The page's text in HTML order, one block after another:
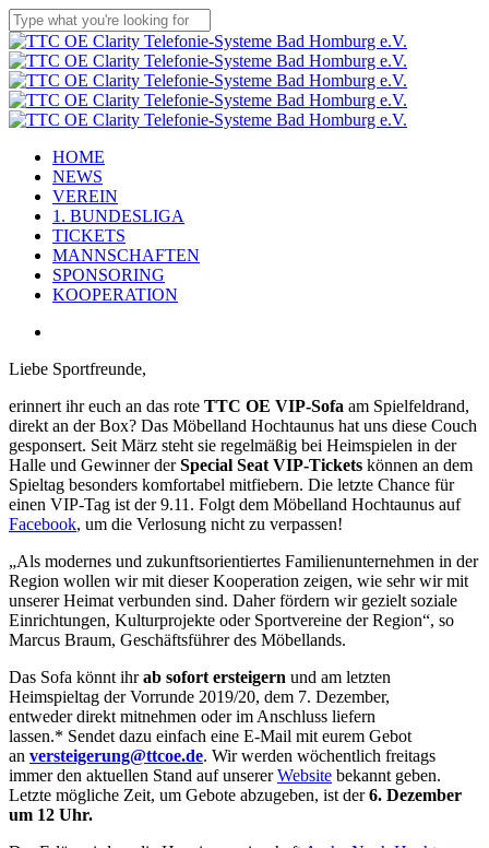
Skip
to
main
content
Close
Search
Menu
HOME
NEWS
VEREIN
1. BUNDESLIGA
TICKETS
MANNSCHAFTEN
SPONSORING
KOOPERATION
Liebe Sportfreunde,
erinnert ihr euch an das rote TTC OE VIP-Sofa am Spielfeldrand,
direkt an der Box? Das Möbelland Hochtaunus hat uns diese Couch
gesponsert. Seit März steht sie regelmäßig bei Heimspielen in der
Halle und Gewinner derSpecial Seat VIP-Tickets können an dem
Spieltag besonders komfortabel mitfiebern. Die letzte Chance für
einen VIP-Tag ist der 9.11. Folgt dem Möbelland Hochtaunus auf
Facebook, um die Verlosung nicht zu verpassen!
„Als modernes und zukunftsorientiertes Familienunternehmen in der
Region wollen wir mit dieser Kooperation zeigen, wie sehr wir mit
unserer Heimat verbunden sind. Daher fördern wir gezielt soziale
Einrichtungen, Kulturprojekte oder Sportvereine der Region“, so
Marcus Braum, Geschäftsführer des Möbellands.
Das Sofa könnt ihrab sofort ersteigern und am letzten
Heimspieltag der Vorrunde 2019/20, dem 7. Dezember,
entweder direkt mitnehmen oder im Anschluss liefern
lassen.* Sendet dazu einfach eine E-Mail mit eurem Gebot
an versteigerung@ttcoe.de. Wir werden wöchentlich freitags
immer den aktuellen Stand auf unsererWebsite bekannt geben.
Letzte mögliche Zeit, um Gebote abzugeben, ist der6. Dezember
um 12 Uhr.